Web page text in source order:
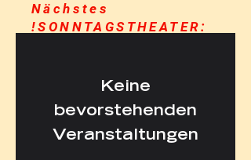
Nächstes
!SONNTAGSTHEATER:
Keine
bevorstehenden
Veranstaltungen